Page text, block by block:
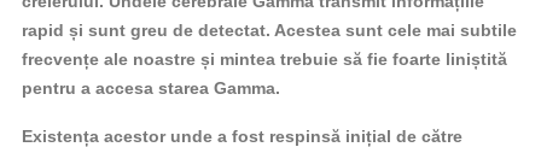
rapid și sunt greu de detectat. Acestea sunt cele mai subtile
frecvențe ale noastre și mintea trebuie să fie foarte liniștită
pentru a accesa starea Gamma.
Existența acestor unde a fost respinsă inițial de către